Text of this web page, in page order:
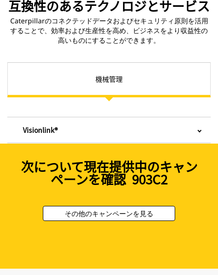
互換性のあるテクノロジとサービス
Caterpillarのコネクテッドデータおよびセキュリティ原則を活用
することで、効率および生産性を高め、ビジネスをより収益性の
高いものにすることができます。
機械管理
Visionlink®
次について現在提供中のキャン
ペーンを確認 903C2
その他のキャンペーンを見る